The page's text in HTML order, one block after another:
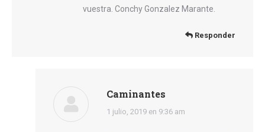
vuestra. Conchy Gonzalez Marante.
Responder
Caminantes
dice:
1 julio, 2019 en 9:36 am